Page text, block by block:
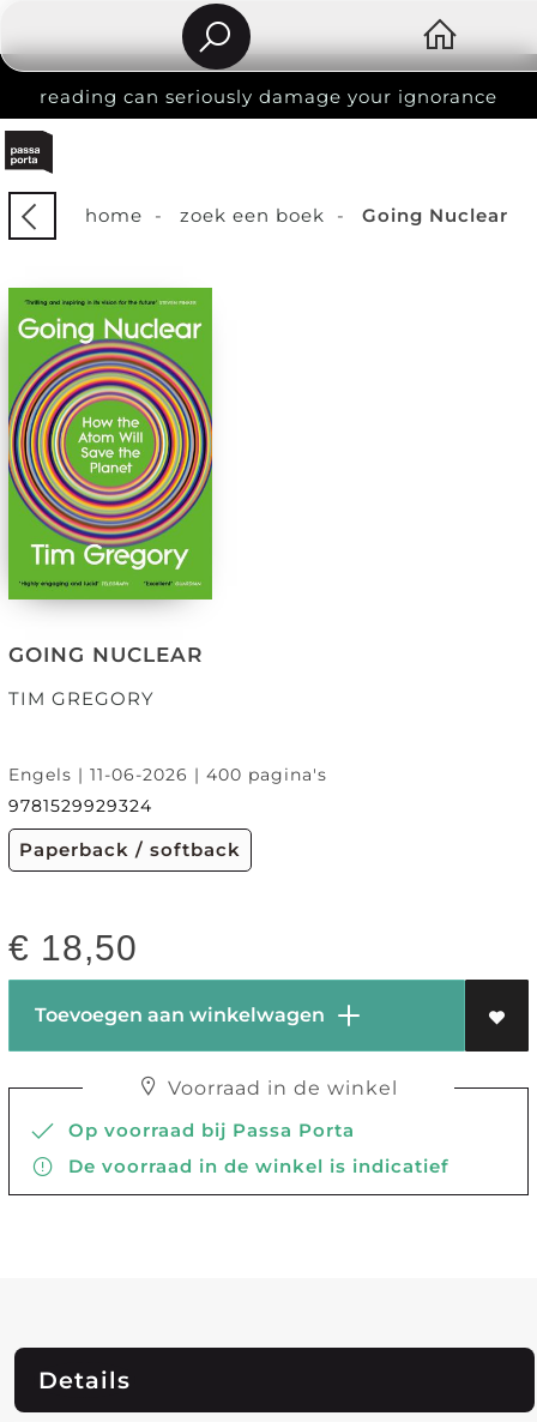
reading can seriously damage your ignorance
home - zoek een boek - Going Nuclear
GOING NUCLEAR
TIM GREGORY
Engels | 11-06-2026 | 400 pagina's
9781529929324
Paperback / softback
€ 18,50
Toevoegen aan winkelwagen
Voorraad in de winkel
Op voorraad bij Passa Porta
De voorraad in de winkel is indicatief
Details